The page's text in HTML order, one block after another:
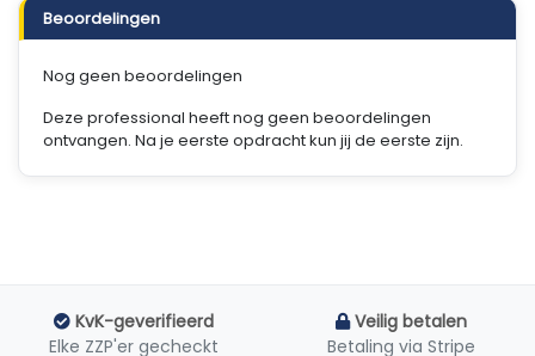
Beoordelingen
Nog geen beoordelingen
Deze professional heeft nog geen beoordelingen
ontvangen. Na je eerste opdracht kun jij de eerste zijn.
KvK-geverifieerd
Elke ZZP'er gecheckt
Veilig betalen
Betaling via Stripe